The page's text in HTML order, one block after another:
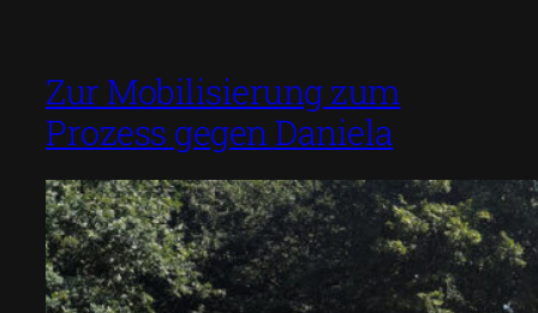
Zur Mobilisierung zum
Prozess gegen Daniela